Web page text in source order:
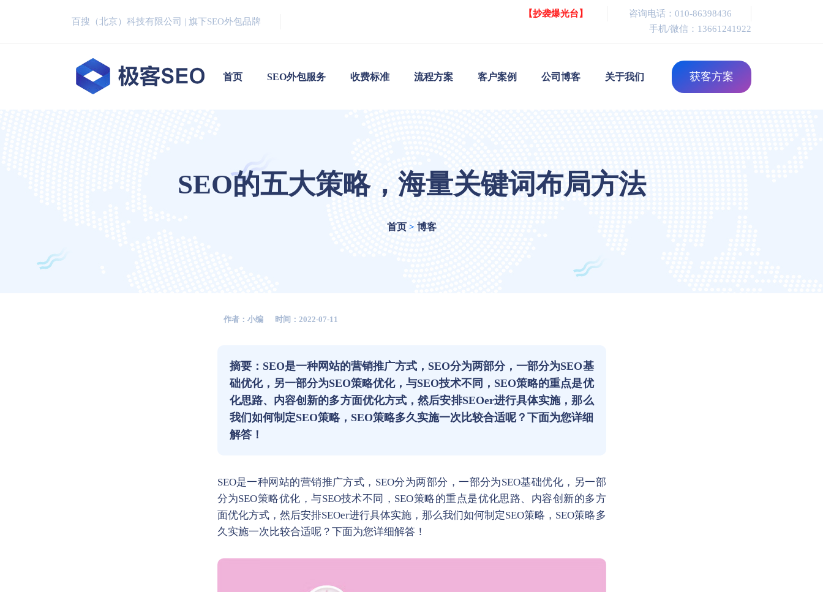
百搜（北京）科技有限公司 | 旗下SEO外包品牌
【抄袭爆光台】
咨询电话：010-86398436
手机/微信：13661241922
首页 SEO外包服务 收费标准 流程方案 客户案例 公司博客 关于我们 获客方案
SEO的五大策略，海量关键词布局方法
首页 > 博客
作者：小编 时间：2022-07-11
摘要：SEO是一种网站的营销推广方式，SEO分为两部分，一部分为SEO基
础优化，另一部分为SEO策略优化，与SEO技术不同，SEO策略的重点是优
化思路、内容创新的多方面优化方式，然后安排SEOer进行具体实施，那么
我们如何制定SEO策略，SEO策略多久实施一次比较合适呢？下面为您详细
解答！
SEO是一种网站的营销推广方式，SEO分为两部分，一部分为SEO基础优化，另一部
分为SEO策略优化，与SEO技术不同，SEO策略的重点是优化思路、内容创新的多方
面优化方式，然后安排SEOer进行具体实施，那么我们如何制定SEO策略，SEO策略多
久实施一次比较合适呢？下面为您详细解答！